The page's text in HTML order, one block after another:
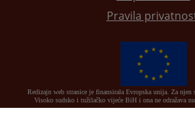
Pravila
Redizajn web stranice je finansirala Evropska unija. Za njen
Visoko sudsko i tužilačko vijeće BiH i ona ne odražava